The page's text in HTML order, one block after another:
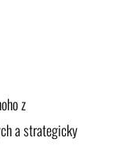
z
a strategicky